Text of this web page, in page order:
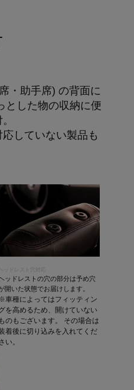
・助手席) の背面に
とした物の収納に便
していない製品も
ヘッドレスト穴対応
ッドレストの穴の部分は予め穴
開いた状態でお届けします。
車種によってはフィッティン
を高めるため、開けていない
ものもございます。 その場合は
着後に切り込みを入れてくだ
い。